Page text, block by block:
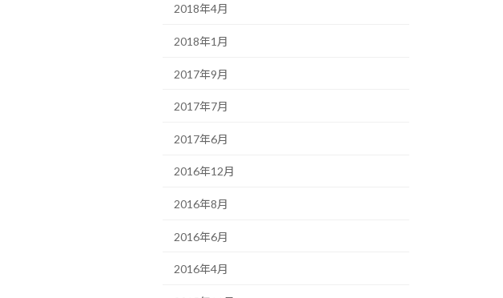
2018年4月
2018年1月
2017年9月
2017年7月
2017年6月
2016年12月
2016年8月
2016年6月
2016年4月